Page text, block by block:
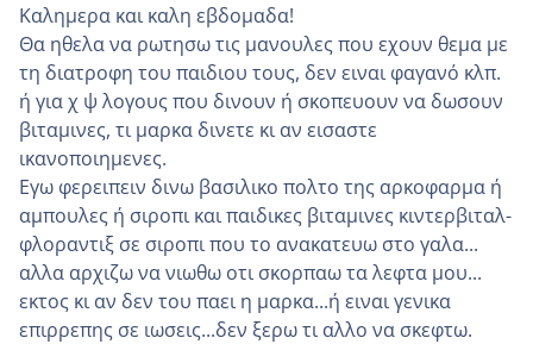
Καλημερα και καλη εβδομαδα!
Θα ηθελα να ρωτησω τις μανουλες που εχουν θεμα με
τη διατροφη του παιδιου τους, δεν ειναι φαγανό κλπ.
ή για χ ψ λογους που δινουν ή σκοπευουν να δωσουν
βιταμινες, τι μαρκα δινετε κι αν εισαστε
ικανοποιημενες.
Εγω φερειπειν δινω βασιλικο πολτο της αρκοφαρμα ή
αμπουλες ή σιροπι και παιδικες βιταμινες κιντερβιταλ-
φλοραντιξ σε σιροπι που το ανακατευω στο γαλα...
αλλα αρχιζω να νιωθω οτι σκορπαω τα λεφτα μου...
εκτος κι αν δεν του παει η μαρκα...ή ειναι γενικα
επιρρεπης σε ιωσεις...δεν ξερω τι αλλο να σκεφτω.